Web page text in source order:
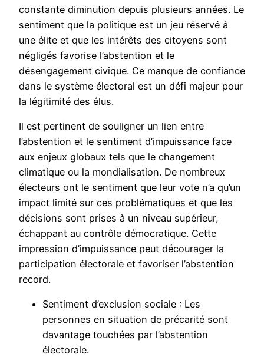
constante diminution depuis plusieurs années. Le
sentiment que la politique est un jeu réservé à
une élite et que les intérêts des citoyens sont
négligés favorise l’abstention et le
désengagement civique. Ce manque de confiance
dans le système électoral est un défi majeur pour
la légitimité des élus.
Il est pertinent de souligner un lien entre
l’abstention et le sentiment d’impuissance face
aux enjeux globaux tels que le changement
climatique ou la mondialisation. De nombreux
électeurs ont le sentiment que leur vote n’a qu’un
impact limité sur ces problématiques et que les
décisions sont prises à un niveau supérieur,
échappant au contrôle démocratique. Cette
impression d’impuissance peut décourager la
participation électorale et favoriser l’abstention
record.
Sentiment d’exclusion sociale : Les
personnes en situation de précarité sont
davantage touchées par l’abstention
électorale.